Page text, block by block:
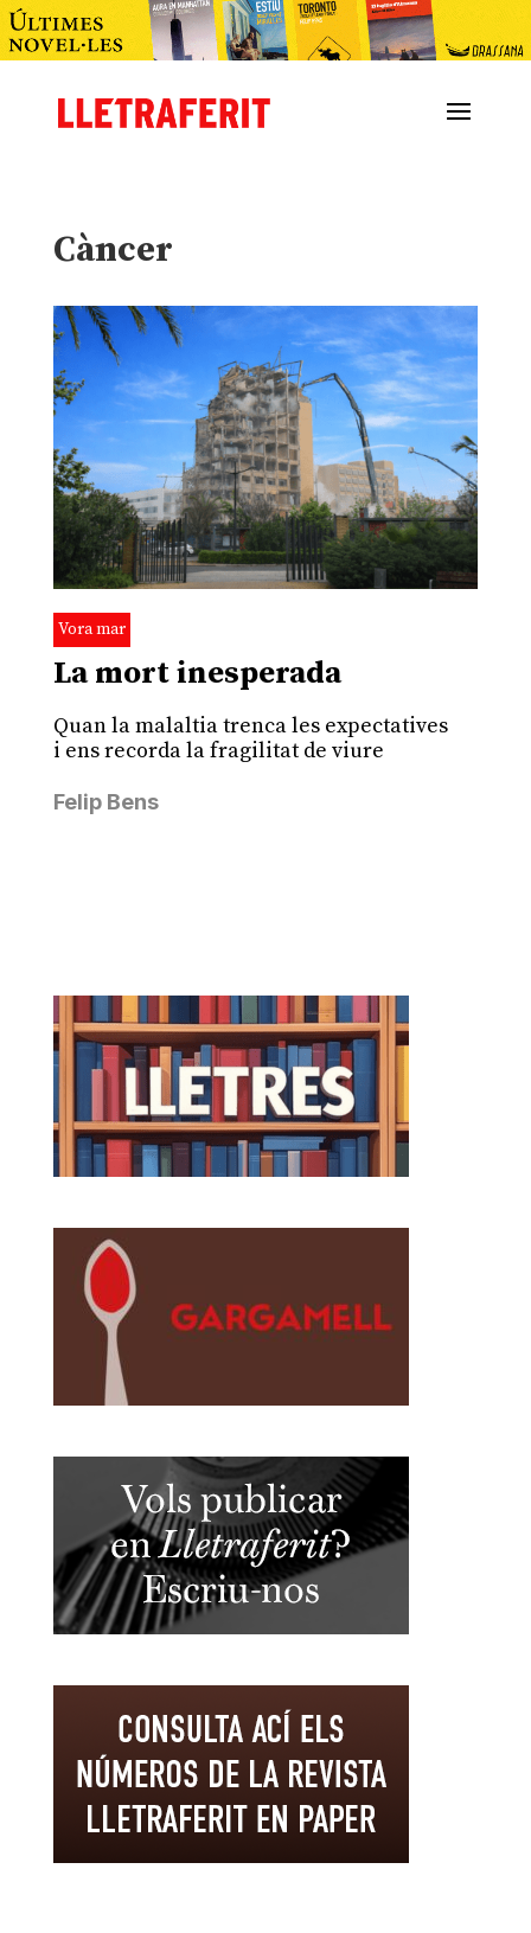
Càncer
Vora mar
La mort inesperada
Quan la malaltia trenca les expectatives
i ens recorda la fragilitat de viure
Felip Bens